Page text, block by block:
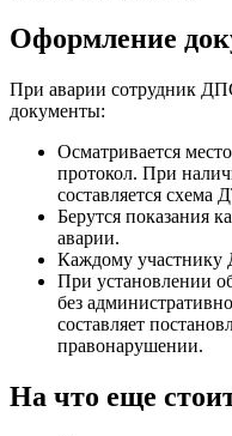
Оформление
При аварии сотрудник
документы:
Осматривается
протокол. При
составляется схема
Берутся показания
аварии.
Каждому участнику
При установлении
без
составляет
правонарушении.
На что еще